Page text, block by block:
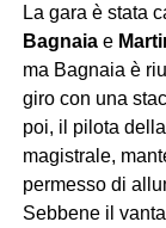
La gara è stata
Bagnaiae
ma Bagnaia è
giro con una
poi, il pilota
magistrale,
permesso di
Sebbene il